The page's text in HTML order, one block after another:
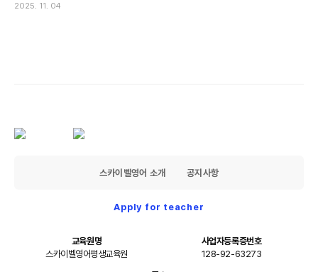
2025. 11. 04
스카이벨영어 소개 공지사항
Apply for teacher
교육원명
스카이벨영어평생교육원
사업자등록증번호
128-92-63273